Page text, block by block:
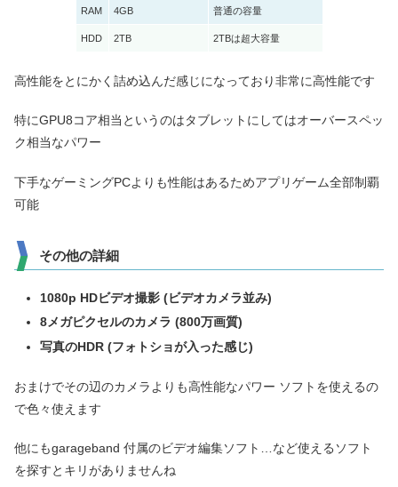
RAM 4GB 普通の容量
HDD 2TB 2TBは超大容量
高性能をとにかく詰め込んだ感じになっており非常に高性能です
特にGPU8コア相当というのはタブレットにしてはオーバースペッ
ク相当なパワー
下手なゲーミングPCよりも性能はあるためアプリゲーム全部制覇
可能
その他の詳細
1080p HDビデオ撮影 (ビデオカメラ並み)
8メガピクセルのカメラ (800万画質)
写真のHDR (フォトショが入った感じ)
おまけでその辺のカメラよりも高性能なパワー ソフトを使えるの
で色々使えます
他にもgarageband 付属のビデオ編集ソフト…など使えるソフト
を探すとキリがありませんね